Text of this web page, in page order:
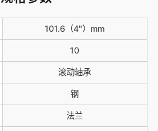
101.6（4"）mm
10
滚动轴承
钢
法兰